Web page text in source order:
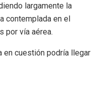
largamente la
contemplada en el
por vía aérea.
en cuestión podría llegar